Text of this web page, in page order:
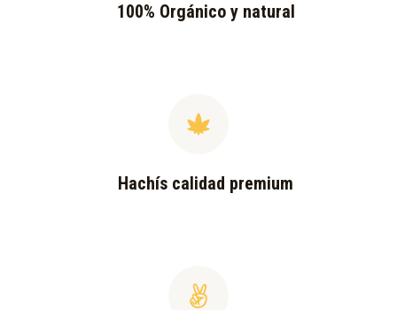
100% Orgánico y natural
Hachís calidad premium